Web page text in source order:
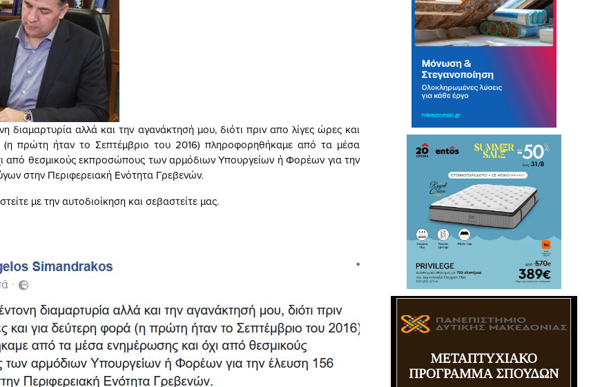
διαμαρτυρία αλλά και την αγανάκτησή μου, διότι πριν απο λίγες ώρες και
(η πρώτη ήταν το Σεπτέμβριο του 2016) πληροφορηθήκαμε από τα μέσα
από θεσμικούς εκπροσώπους των αρμόδιων Υπουργείων ή Φορέων για την
στην Περιφερειακή Ενότητα Γρεβενών.
με την αυτοδιοίκηση και σεβαστείτε μας.